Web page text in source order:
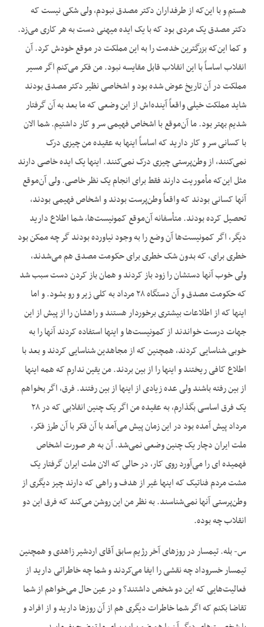
هستم و با این‌که از طرفداران دکتر مصدق نبودم، ولی شکی نیست که
دکتر مصدق یک مردی بود که با یک ایده میهنی دست به هر کاری می‌زد.
و کما این‌که بزرگترین خدمت را به این مملکت در موقع خودش کرد. آن
انقلاب اساساً با این انقلاب قابل مقایسه نبود. من فکر می‌کنم اگر مسیر
مملکت در آن تاریخ عوض شده بود و اشخاصی نظیر دکتر مصدق بودند
شاید مملکت خیلی واقعاً آینده‌اش از این وضعی که ما بعد به آن گرفتار
شدیم بهتر بود. ما آن‌موقع با اشخاص فهیمی سر و کار داشتیم. شما الان
با کسانی سر و کار دارید که اساساً اینها به عقیده من چیزی درک
نمی‌کنند، از وطن‌پرستی چیزی درک نمی‌کنند. اینها یک ایده خاصی دارند
مثل این‌که مأموریت دارند فقط برای انجام یک نظر خاصی. ولی آن‌موقع
آنها کسانی بودند که واقعاً وطن‌پرست بودند و اشخاص فهیمی بودند،
تحصیل کرده بودند. متأسفانه آن‌موقع کمونیست‌ها، شما اطلاع دارید
دیگر، اگر کمونیست‌ها آن وضع را به وجود نیاورده بودند گر چه ممکن بود
خطری برای، که بدون شک خطری برای حکومت مصدق هم می‌شدند،
ولی خوب آنها دستشان را زود باز کردند و همان باز کردن دست سبب شد
که حکومت مصدق و آن دستگاه ۲۸ مرداد به کلی زیر و رو بشود. و اما
اینها که از اطلاعات بیشتری برخوردار هستند و راهشان را از پیش از این
جهات درست خواندند از کمونیست‌ها و اینها استفاده کردند آنها را به
خوبی شناسایی کردند، همچنین که از مجاهدین شناسایی کردند و بعد با
اطلاع کافی ریختند و اینها را از بین بردند. من یقین ندارم که همه اینها
از بین رفته باشند ولی عده زیادی از اینها از بین رفتند. فرق، اگر بخواهم
یک فرق اساسی بگذارم، به عقیده من اگر یک چنین انقلابی که در ۲۸
مرداد پیش آمده بود در این زمان پیش می‌آمد با آن فکر با آن طرز فکر،
ملت ایران دچار یک چنین وضعی نمی‌شد. آن به هر صورت اشخاص
فهمیده ای را می‌آورد روی کار، در حالی که الان ملت ایران گرفتار یک
مشت مردم فناتیک که اینها غیر از هدف و راهی که دارند چیز دیگری از
وطن‌پرستی آنها نمی‌شناسند. به نظر من این روشن می‌کند که فرق این دو
انقلاب چه بوده.
س- بله. تیمسار در روز‌های آخر رژیم سابق آقای اردشیر زاهدی و همچنین
تیمسار خسروداد چه نقشی را ایفا می‌کردند و شما چه خاطراتی دارید از
فعالیت‌‌هایی که این دو شخص داشتند؟ و در عین حال می‌خواهم از شما
تقاضا بکنم که اگر شما خاطرات دیگری هم از آن روزها دارید و از افراد و